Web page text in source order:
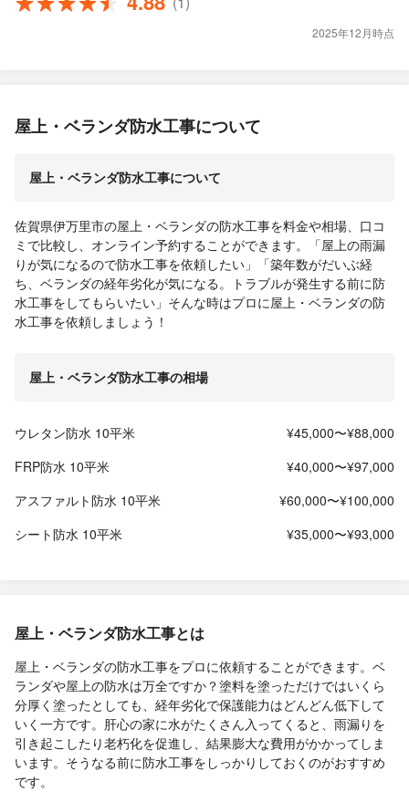
2025年12月時点
屋上・ベランダ防水工事について
屋上・ベランダ防水工事について
佐賀県伊万里市の屋上・ベランダの防水工事を料金や相場、口コ
ミで比較し、オンライン予約することができます。「屋上の雨漏
りが気になるので防水工事を依頼したい」「築年数がだいぶ経
ち、ベランダの経年劣化が気になる。トラブルが発生する前に防
水工事をしてもらいたい」そんな時はプロに屋上・ベランダの防
水工事を依頼しましょう！
屋上・ベランダ防水工事の相場
ウレタン防水 10平米
¥45,000〜¥88,000
FRP防水 10平米
¥40,000〜¥97,000
アスファルト防水 10平米
¥60,000〜¥100,000
シート防水 10平米
¥35,000〜¥93,000
屋上・ベランダ防水工事とは
屋上・ベランダの防水工事をプロに依頼することができます。ベ
ランダや屋上の防水は万全ですか？塗料を塗っただけではいくら
分厚く塗ったとしても、経年劣化で保護能力はどんどん低下して
いく一方です。肝心の家に水がたくさん入ってくると、雨漏りを
引き起こしたり老朽化を促進し、結果膨大な費用がかかってしま
います。そうなる前に防水工事をしっかりしておくのがおすすめ
です。